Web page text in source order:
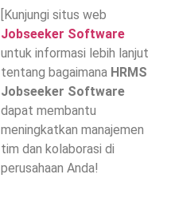
[Kunjungi situs web
Jobseeker Software
untuk informasi lebih lanjut
tentang bagaimana HRMS
Jobseeker Software
dapat membantu
meningkatkan manajemen
tim dan kolaborasi di
perusahaan Anda!